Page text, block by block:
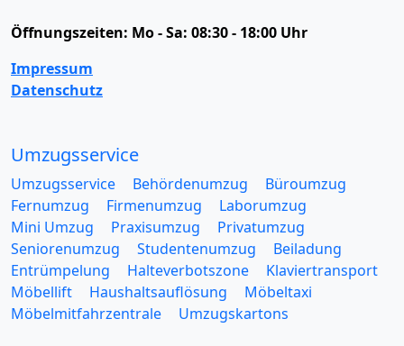
Öffnungszeiten: Mo - Sa: 08:30 - 18:00 Uhr
Impressum
Datenschutz
Umzugsservice
Umzugsservice Behördenumzug
Büroumzug
Fernumzug
Firmenumzug
Laborumzug
Mini Umzug
Praxisumzug
Privatumzug
Seniorenumzug
Studentenumzug
Beiladung
Entrümpelung
Halteverbotszone
Klaviertransport
Möbellift
Haushaltsauflösung
Möbeltaxi
Möbelmitfahrzentrale
Umzugskartons